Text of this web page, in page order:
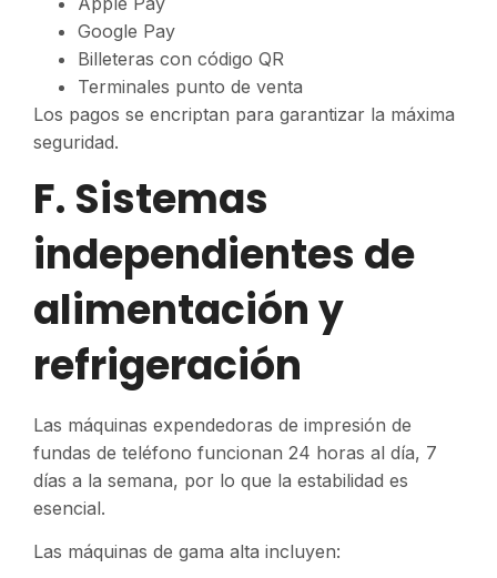
Google Pay
Billeteras con código QR
Terminales punto de venta
Los pagos se encriptan para garantizar la máxima
seguridad.
F. Sistemas
independientes de
alimentación y
refrigeración
Las máquinas expendedoras de impresión de
fundas de teléfono funcionan 24 horas al día, 7
días a la semana, por lo que la estabilidad es
esencial.
Las máquinas de gama alta incluyen: